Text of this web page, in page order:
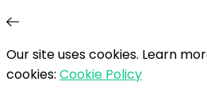
Our site uses cookies. Learn
cookies: Cookie Policy